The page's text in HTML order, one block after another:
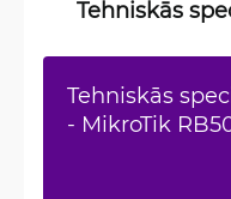
Tehniskās
Tehniskās
- MikroTik